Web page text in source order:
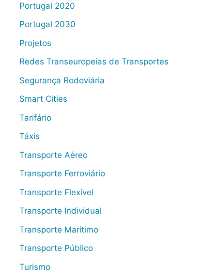
Portugal 2020
Portugal 2030
Projetos
Redes Transeuropeias de Transportes
Segurança Rodoviária
Smart Cities
Tarifário
Táxis
Transporte Aéreo
Transporte Ferroviário
Transporte Flexível
Transporte Individual
Transporte Marítimo
Transporte Público
Turismo